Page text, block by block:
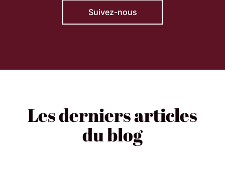
Suivez-nous
Les derniers articles
du blog